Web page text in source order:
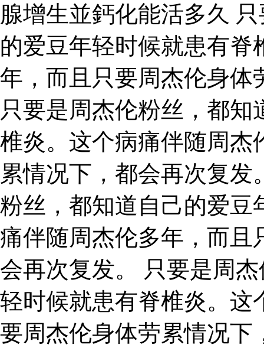
腺增生並鈣化能活多久
的爱豆年轻时候就患有
年，而且只要周杰伦身体
只要是周杰伦粉丝，都
椎炎。这个病痛伴随周杰
累情况下，都会再次复发
粉丝，都知道自己的爱豆
痛伴随周杰伦多年，而且
会再次复发。 只要是周
轻时候就患有脊椎炎。这
要周杰伦身体劳累情况下